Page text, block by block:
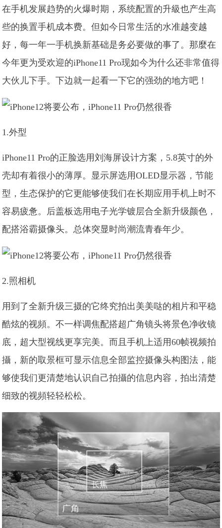
在手机发展趋势的火爆时期，系统配置的升級也产生高
些的换置手机成本费。但如今日常生活的水准越变越
好，每一年一手机换新基础是务必要做的事了。那麼在
今年更为受欢迎的iPhone11 Pro现如今为什么还非常值得
大伙儿下手。下边就一起看一下它的强劲的地方吧！
1.外型
iPhone11 Pro的正脸选用刘海屏设计方案，5.8英寸的外
壳却有着很小的薄厚。显示屏选用OLED显示器，节能
型，生态保护的它更能够使我们在长期应用手机上时不
容易疲惫。后盖板选用电子光学镀层合全新升级颜色，
配搭浴霸摄像头。总体突显时尚潮流青春年少。
2.照相机
用到了全新升级三摄的它终究拍出美美哒的相片和平稳
酷炫的视頻。不一样调焦配搭超广角镜头将景色净收镜
底，超大型视线更享完美。而且手机上适用60帧视频拍
攝，新的取景框可显示信息全部监控摄像头构图法，能
够使我们更清楚地认识自己拍攝的信息内容，拍出清楚
细致的视頻轻轻松松。